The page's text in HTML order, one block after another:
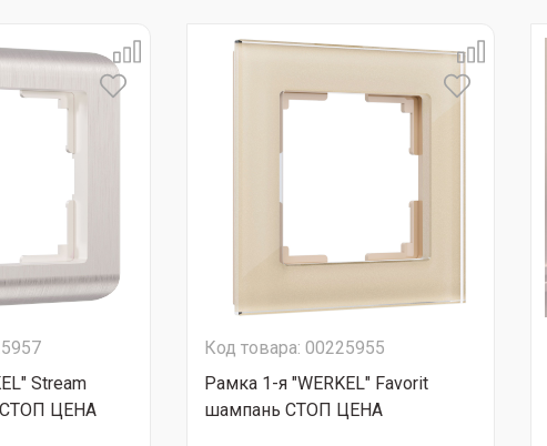
Stream
СТОП ЦЕНА
Код товара: 00225955
Рамка 1-я "WERKEL" Favorit
шампань СТОП ЦЕНА